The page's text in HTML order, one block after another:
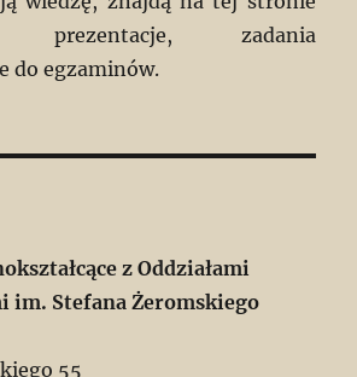
prezentacje, zadania
do egzaminów.
z Oddziałami
im. Stefana Żeromskiego
55